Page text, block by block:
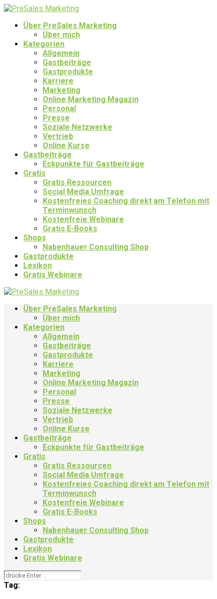
Über PreSales Marketing
Über mich
Kategorien
Allgemein
Gastbeiträge
Gastprodukte
Karriere
Marketing
Online Marketing Magazin
Personal
Presse
Soziale Netzwerke
Vertrieb
Online Kurse
Gastbeiträge
Eckpunkte für Gastbeiträge
Gratis
Gratis Ressourcen
Social Media Umfrage
Kostenfreies Coaching direkt am Telefon mit
Terminwunsch
Kostenfreie Webinare
Gratis E-Books
Shops
Nabenhauer Consulting Shop
Gastprodukte
Lexikon
Gratis Webinare
Über PreSales Marketing
Über mich
Kategorien
Allgemein
Gastbeiträge
Gastprodukte
Karriere
Marketing
Online Marketing Magazin
Personal
Presse
Soziale Netzwerke
Vertrieb
Online Kurse
Gastbeiträge
Eckpunkte für Gastbeiträge
Gratis
Gratis Ressourcen
Social Media Umfrage
Kostenfreies Coaching direkt am Telefon mit
Terminwunsch
Kostenfreie Webinare
Gratis E-Books
Shops
Nabenhauer Consulting Shop
Gastprodukte
Lexikon
Gratis Webinare
Tag: